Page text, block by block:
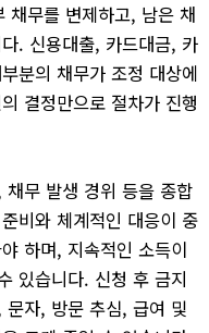
채무를 변제하고, 남은 채
. 신용대출, 카드대금, 카
분의 채무가 조정 대상에
결정만으로 절차가 진행
무 발생 경위 등을 종합
비와 체계적인 대응이 중
하며, 지속적인 소득이
있습니다. 신청 후 금지
자, 방문 추심, 급여 및